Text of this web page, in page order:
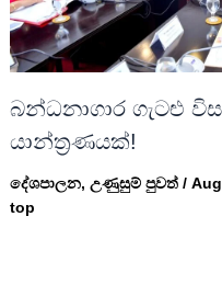
බන්ධනාගාර ගැටළු
යාන්ත්‍රණයක්!
දේශපාලන, උණුසුම් පුවත්/
top